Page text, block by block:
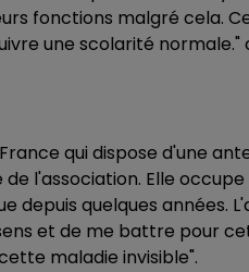
fonctions malgré cela.
une scolarité normale."
qui dispose d'une
l'association. Elle
depuis quelques années.
et de me battre pour
maladie invisible".